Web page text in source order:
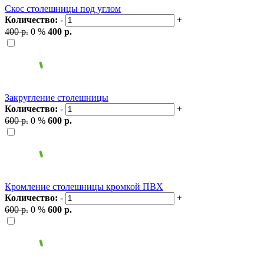
Скос столешницы под углом
Количество: -
+
400 р. 0 % 400 р.
Закругление столешницы
Количество: -
+
600 р. 0 % 600 р.
Кромление столешницы кромкой ПВХ
Количество: -
+
600 р. 0 % 600 р.